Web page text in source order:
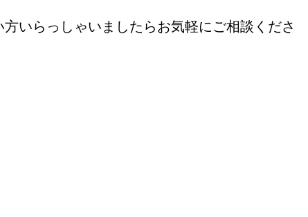
いらっしゃいましたらお気軽にご相談くださ